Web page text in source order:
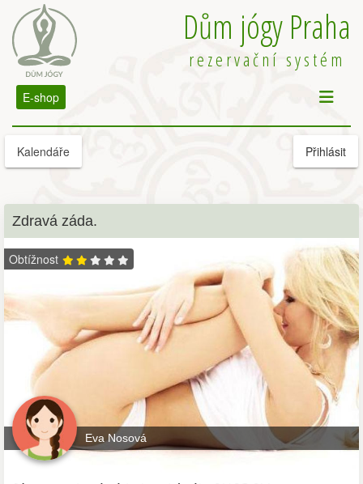
Dům jógy Praha
rezervační systém
E-shop
Kalendáře Přihlásit
Zdravá záda.
Obtížnost
Eva Nosová